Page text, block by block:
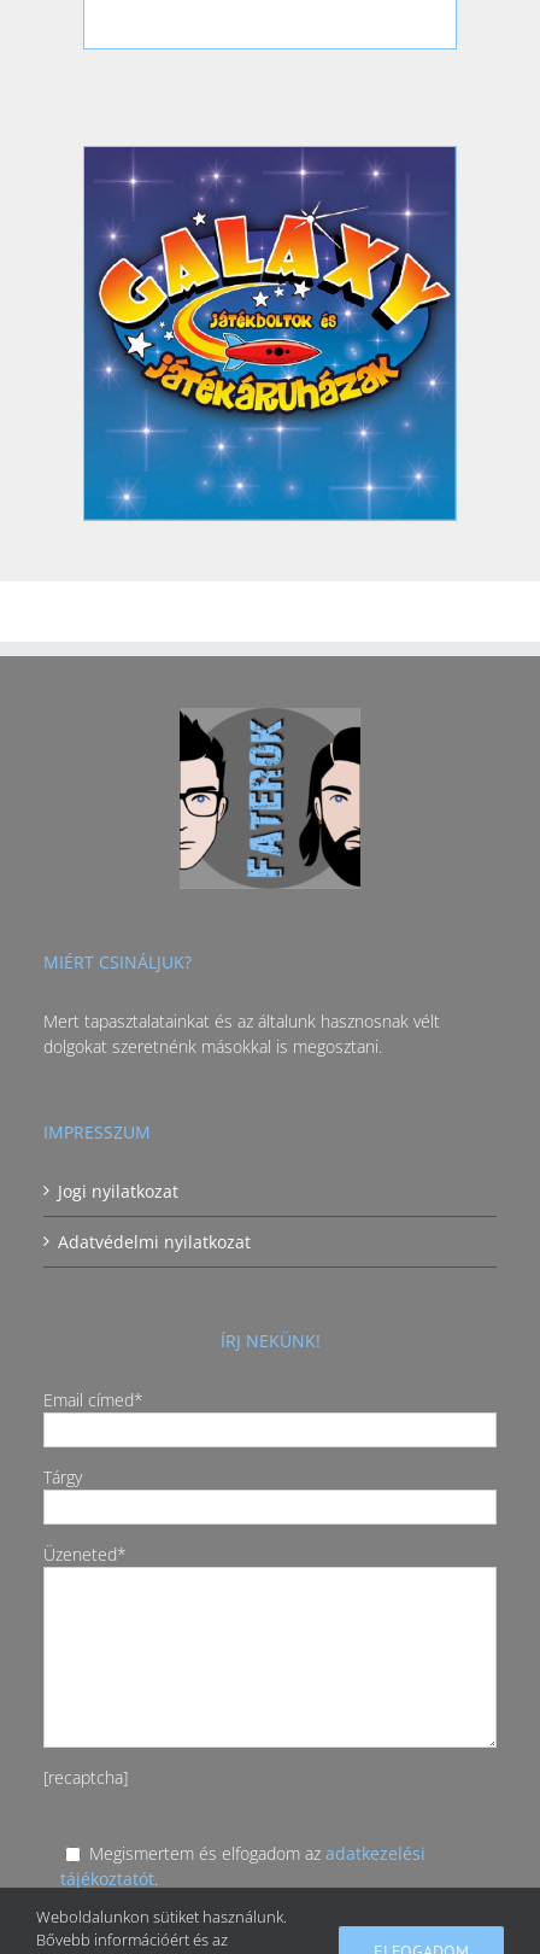
MIÉRT CSINÁLJUK?
Mert tapasztalatainkat és az általunk hasznosnak vélt
dolgokat szeretnénk másokkal is megosztani.
IMPRESSZUM
Jogi nyilatkozat
Adatvédelmi nyilatkozat
ÍRJ NEKÜNK!
Email címed*
Tárgy
Üzeneted*
[recaptcha]
Megismertem és elfogadom az adatkezelési
tájékoztatót.
Weboldalunkon sütiket használunk.
Bővebb információért és az